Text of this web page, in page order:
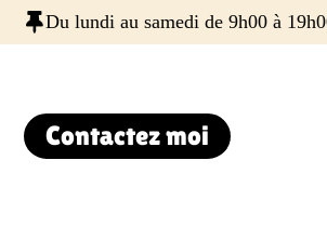
Du lundi au samedi de 9h00 à
Contactez moi